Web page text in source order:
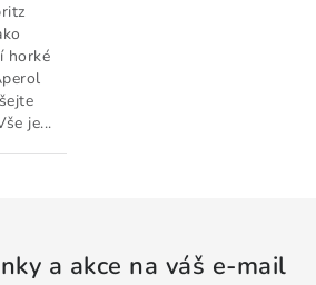
horké
je...
a akce na váš e-mail